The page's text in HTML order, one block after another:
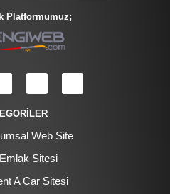
Platformumuz;
Web Site
Sitesi
A Car Sitesi